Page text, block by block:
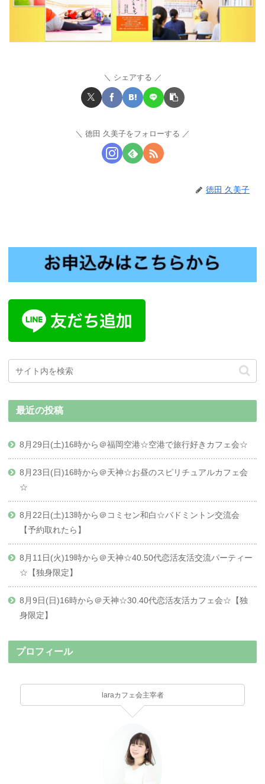
シェアする
徳田 久美子をフォローする
徳田 久美子
最近の投稿
8月29日(土)16時から＠福岡空港☆空港で旅行好きカフェ会☆
8月23日(日)16時から＠天神☆お昼のスピリチュアルカフェ会
☆
8月22日(土)13時から＠コミセン和白☆バドミントン交流会
【予約取れたら】
8月11日(火)19時から＠天神☆40.50代恋活友活交流パーティー
☆【独身限定】
8月9日(日)16時から＠天神☆30.40代恋活友活カフェ会☆【独
身限定】
プロフィール
laraカフェ会主宰者